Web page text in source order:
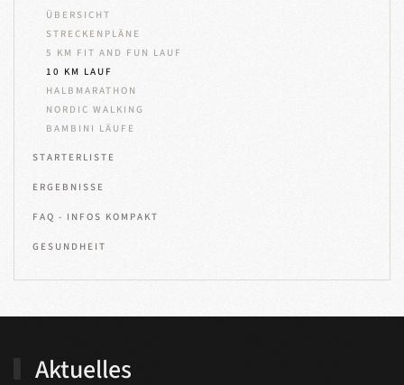
ÜBERSICHT
STRECKENPLÄNE
5 KM FIT AND FUN LAUF
10 KM LAUF
HALBMARATHON
NORDIC WALKING
BAMBINI LÄUFE
STARTERLISTE
ERGEBNISSE
FAQ - INFOS KOMPAKT
GESUNDHEIT
Aktuelles